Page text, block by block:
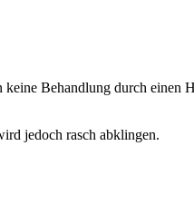
Behandlung durch einen
jedoch rasch abklingen.